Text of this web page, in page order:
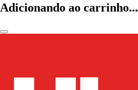
Adicionando ao carrinho...